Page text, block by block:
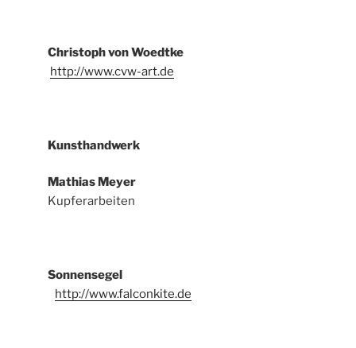
Christoph von Woedtke
http://www.cvw-art.de
Kunsthandwerk
Mathias Meyer
Kupferarbeiten
Sonnensegel
http://www.falconkite.de